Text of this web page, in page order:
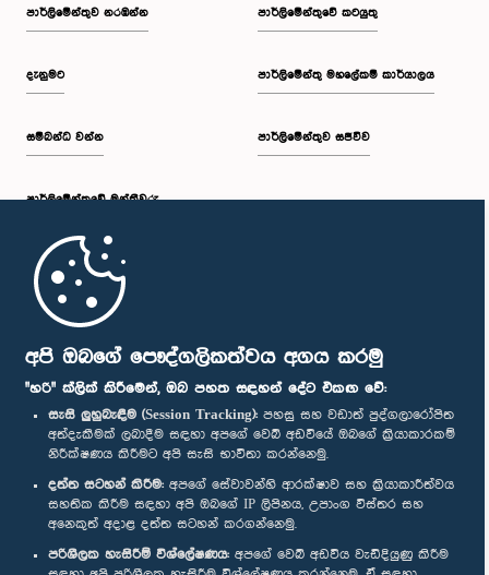
අපි ඔබගේ පෞද්ගලිකත්වය අගය කරමු
"හරි" ක්ලික් කිරීමෙන්, ඔබ පහත සඳහන් දේට එකඟ වේ:
සැසි ලුහුබැඳීම (Session Tracking): පහසු සහ වඩාත් පුද්ගලාරෝපිත
අත්දැකීමක් ලබාදීම සඳහා අපගේ වෙබ් අඩවියේ ඔබගේ ක්‍රියාකාරකම්
නිරීක්ෂණය කිරීමට අපි සැසි භාවිතා කරන්නෙමු.
දත්ත සටහන් කිරීම: අපගේ සේවාවන්හි ආරක්ෂාව සහ ක්‍රියාකාරීත්වය
සහතික කිරීම සඳහා අපි ඔබගේ IP ලිපිනය, උපාංග විස්තර සහ
අනෙකුත් අදාළ දත්ත සටහන් කරගන්නෙමු.
පරිශීලක හැසිරීම් විශ්ලේෂණය: අපගේ වෙබ් අඩවිය වැඩිදියුණු කිරීම
පාර්ලි‌මේන්තුව නරඹන්න
දැනුමට
සම්බන්ධ වන්න
පාර්ලි‌මේන්තුවේ මන්ත්‍රීවරු
මුල් පිටුව
පාර්ලිමේන්තුවේ කටයුතු
පාර්ලිමේන්තු මහලේකම් කාර්යාලය
පාර්ලිමේන්තුව සජීවීව
පාර්ලිමේන්තු ජංගම යෙදුම
අප හා සම්බන්ධ වී සිටින්න :
සම්මාන